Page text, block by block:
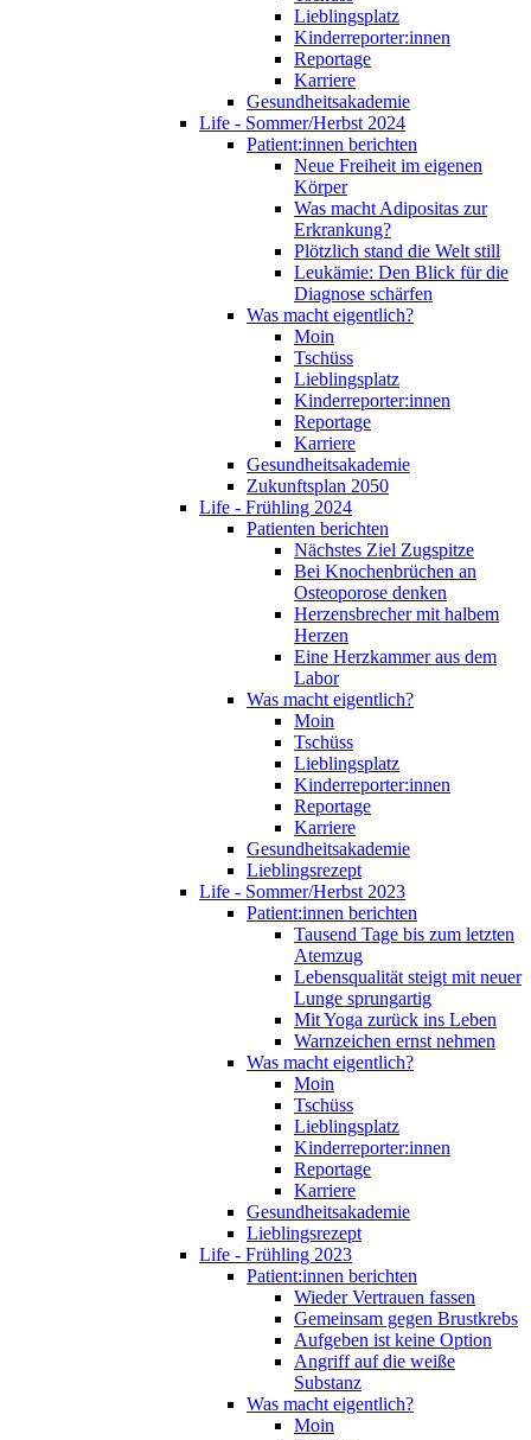
Lieblingsplatz
Kinderreporter:innen
Reportage
Karriere
Gesundheitsakademie
Life - Sommer/Herbst 2024
Patient:innen berichten
Neue Freiheit im eigenen
Körper
Was macht Adipositas zur
Erkrankung?
Plötzlich stand die Welt still
Leukämie: Den Blick für die
Diagnose schärfen
Was macht eigentlich?
Moin
Tschüss
Lieblingsplatz
Kinderreporter:innen
Reportage
Karriere
Gesundheitsakademie
Zukunftsplan 2050
Life - Frühling 2024
Patienten berichten
Nächstes Ziel Zugspitze
Bei Knochenbrüchen an
Osteoporose denken
Herzensbrecher mit halbem
Herzen
Eine Herzkammer aus dem
Labor
Was macht eigentlich?
Moin
Tschüss
Lieblingsplatz
Kinderreporter:innen
Reportage
Karriere
Gesundheitsakademie
Lieblingsrezept
Life - Sommer/Herbst 2023
Patient:innen berichten
Tausend Tage bis zum letzten
Atemzug
Lebensqualität steigt mit neuer
Lunge sprungartig
Mit Yoga zurück ins Leben
Warnzeichen ernst nehmen
Was macht eigentlich?
Moin
Tschüss
Lieblingsplatz
Kinderreporter:innen
Reportage
Karriere
Gesundheitsakademie
Lieblingsrezept
Life - Frühling 2023
Patient:innen berichten
Wieder Vertrauen fassen
Gemeinsam gegen Brustkrebs
Aufgeben ist keine Option
Angriff auf die weiße
Substanz
Was macht eigentlich?
Moin